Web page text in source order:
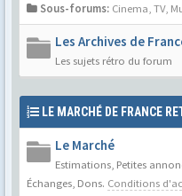
Sous-forums: Cinema, TV,
Les Archives de
Les sujets rétro du forum
LE MARCHÉ DE FRANCE
Le Marché
Estimations, Petites
Échanges, Dons. Conditions